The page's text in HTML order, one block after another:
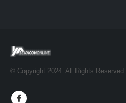
© Copyright 2024. All Rights Reserved.